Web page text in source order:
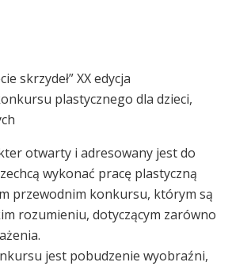
otwarty i adresowany jest do
wykonać pracę plastyczną
przewodnim konkursu, którym są
rozumieniu, dotyczącym zarówno
jest pobudzenie wyobraźni,